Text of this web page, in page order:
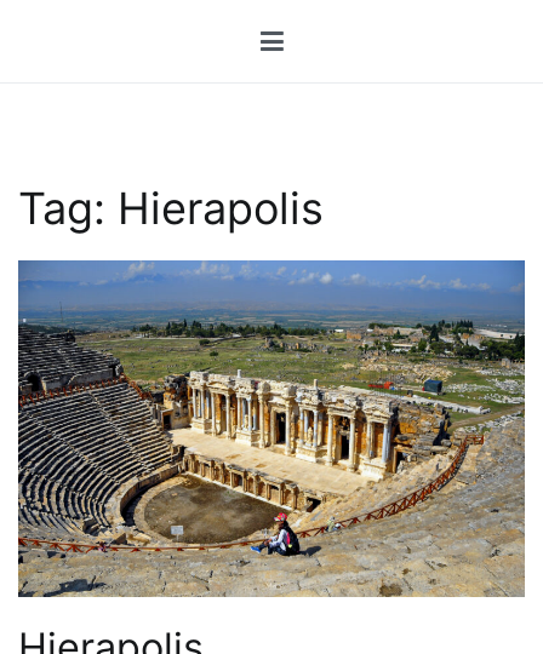
Tag: Hierapolis